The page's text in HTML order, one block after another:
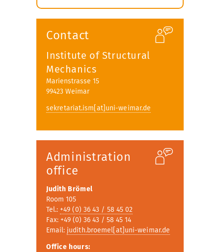
submenu
Contact
Institute of Structural
Mechanics
Marienstrasse 15
99423 Weimar
sekretariat.ism[at]uni-weimar.de
Administration
office
Judith Brömel
Room 105
Tel.: +49 (0) 36 43 / 58 45 02
Fax: +49 (0) 36 43 / 58 45 14
Email: judith.broemel[at]uni-weimar.de
Office hours: